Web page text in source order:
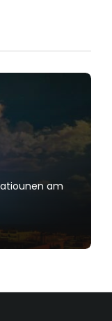
am